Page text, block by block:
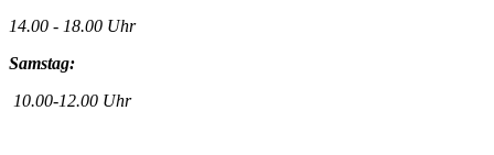
14.00 - 18.00 Uhr
Samstag:
10.00-12.00 Uhr